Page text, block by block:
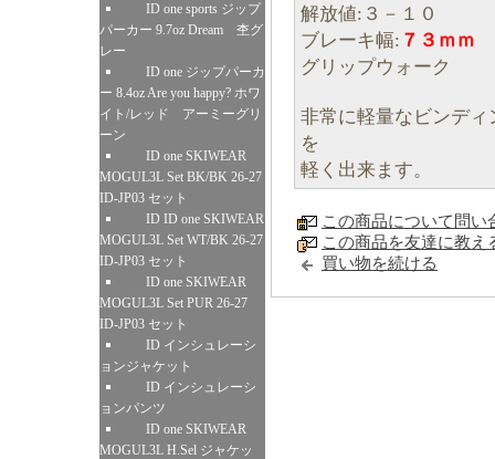
ID one sports ジップ
パーカー 9.7oz Dream 杢グ
レー
ID one ジップパーカ
ー 8.4oz Are you happy? ホワ
イト/レッド アーミーグリ
ーン
ID one SKIWEAR
MOGUL3L Set BK/BK 26-27
ID-JP03 セット
ID ID one SKIWEAR
MOGUL3L Set WT/BK 26-27
ID-JP03 セット
ID one SKIWEAR
MOGUL3L Set PUR 26-27
ID-JP03 セット
ID インシュレーシ
ョンジャケット
ID インシュレーシ
ョンパンツ
ID one SKIWEAR
MOGUL3L H.Sel ジャケッ
解放値:３－１０
ブレーキ幅: ７３ｍｍ
グリップウォーク
非常に軽量なビンデ
を
軽く出来ます。
この商品について問い
この商品を友達に教え
買い物を続ける